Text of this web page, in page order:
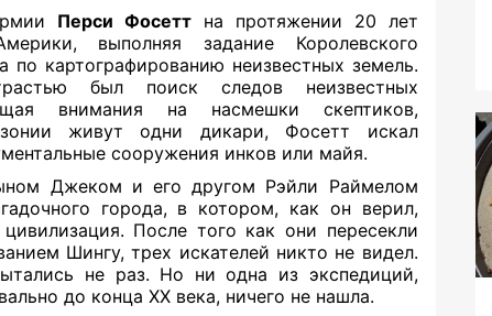
Перси Фосеттна протяжении 20 лет
выполняя задание Королевского
по картографированию неизвестных земель.
был поиск следов неизвестных
внимания на насмешки скептиков,
живут одни дикари, Фосетт искал
сооружения инков или майя.
Джеком и его другом Рэйли Раймелом
города, в котором, как он верил,
После того как они пересекли
Шингу, трех искателей никто не видел.
не раз. Но ни одна из экспедиций,
до конца XX века, ничего не нашла.